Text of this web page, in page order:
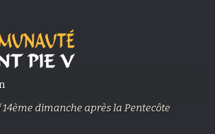
dimanche après la Pentecôte